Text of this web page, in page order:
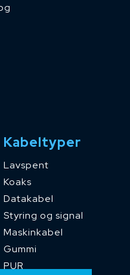
Kabeltyper
Lavspent
Koaks
Datakabel
Styring og signal
Maskinkabel
Gummi
PUR